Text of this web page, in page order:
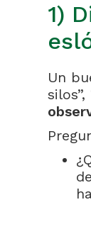
1)
Un